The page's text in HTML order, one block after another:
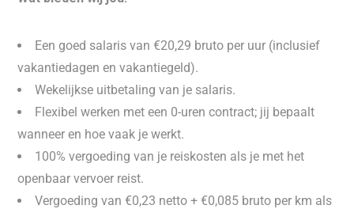
Een goed salaris van €20,29 bruto per uur (inclusief
vakantiedagen en vakantiegeld).
Wekelijkse uitbetaling van je salaris.
Flexibel werken met een 0-uren contract; jij bepaalt
wanneer en hoe vaak je werkt.
100% vergoeding van je reiskosten als je met het
openbaar vervoer reist.
Vergoeding van €0,23 netto + €0,085 bruto per km als